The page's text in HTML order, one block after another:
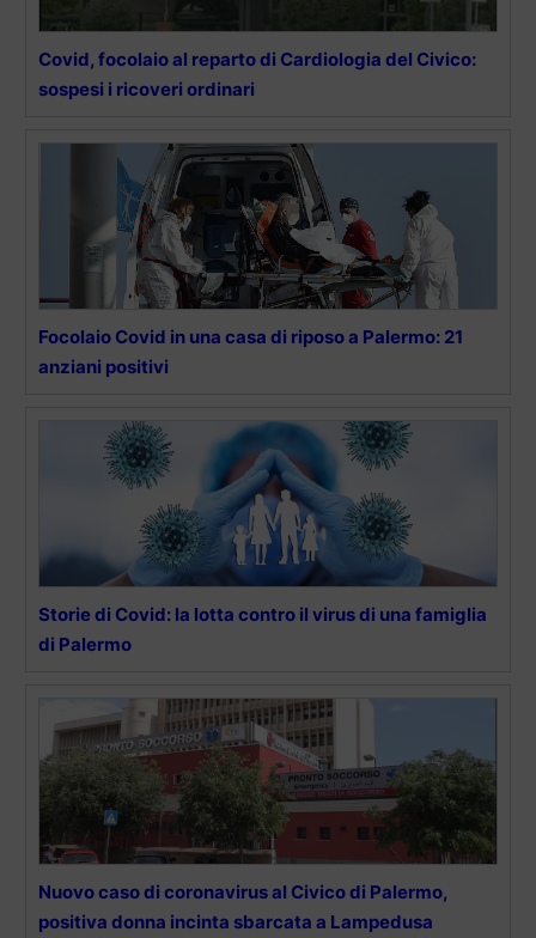
Covid, focolaio al reparto di Cardiologia del Civico:
sospesi i ricoveri ordinari
Focolaio Covid in una casa di riposo a Palermo: 21
anziani positivi
Storie di Covid: la lotta contro il virus di una famiglia
di Palermo
Nuovo caso di coronavirus al Civico di Palermo,
positiva donna incinta sbarcata a Lampedusa